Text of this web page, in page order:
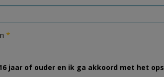
*
jaar of ouder en ik ga akkoord met het